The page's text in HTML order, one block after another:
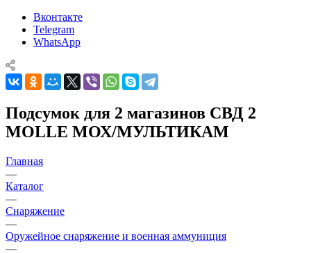
Вконтакте
Telegram
WhatsApp
Подсумок для 2 магазинов СВД 2
MOLLE МОХ/МУЛЬТИКАМ
Главная
—
Каталог
—
Снаряжение
—
Оружейное снаряжение и военная аммуниция
—